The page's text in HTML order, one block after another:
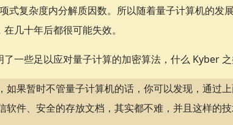
式复杂度内分解质因数。所以随着量子计算机的发
几十年后都很可能失效。
一些足以应对量子计算的加密算法，什么 Kyber 之
如果暂时不管量子计算机的话，你可以发现，通过
软件、安全的存放文档，其实都不难，并且这样的技